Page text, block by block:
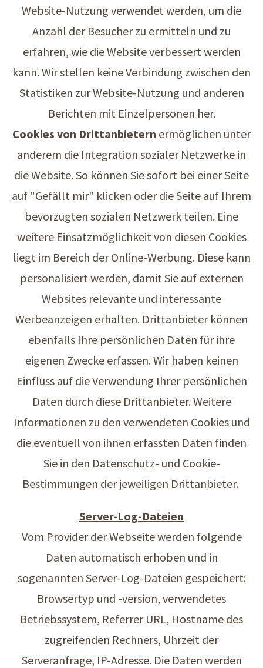
Website-Nutzung verwendet werden, um die
Anzahl der Besucher zu ermitteln und zu
erfahren, wie die Website verbessert werden
kann. Wir stellen keine Verbindung zwischen den
Statistiken zur Website-Nutzung und anderen
Berichten mit Einzelpersonen her.
Cookies von Drittanbietern ermöglichen unter
anderem die Integration sozialer Netzwerke in
die Website. So können Sie sofort bei einer Seite
auf "Gefällt mir" klicken oder die Seite auf Ihrem
bevorzugten sozialen Netzwerk teilen. Eine
weitere Einsatzmöglichkeit von diesen Cookies
liegt im Bereich der Online-Werbung. Diese kann
personalisiert werden, damit Sie auf externen
Websites relevante und interessante
Werbeanzeigen erhalten. Drittanbieter können
ebenfalls Ihre persönlichen Daten für ihre
eigenen Zwecke erfassen. Wir haben keinen
Einfluss auf die Verwendung Ihrer persönlichen
Daten durch diese Drittanbieter. Weitere
Informationen zu den verwendeten Cookies und
die eventuell von ihnen erfassten Daten finden
Sie in den Datenschutz- und Cookie-
Bestimmungen der jeweiligen Drittanbieter.
Server-Log-Dateien
Vom Provider der Webseite werden folgende
Daten automatisch erhoben und in
sogenannten Server-Log-Dateien gespeichert:
Browsertyp und -version, verwendetes
Betriebssystem, Referrer URL, Hostname des
zugreifenden Rechners, Uhrzeit der
Serveranfrage, IP-Adresse. Die Daten werden